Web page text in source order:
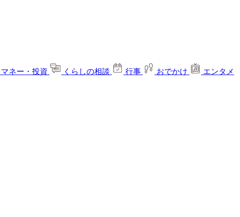
マネー・投資 くらしの相談 行事 おでかけ
エンタメ